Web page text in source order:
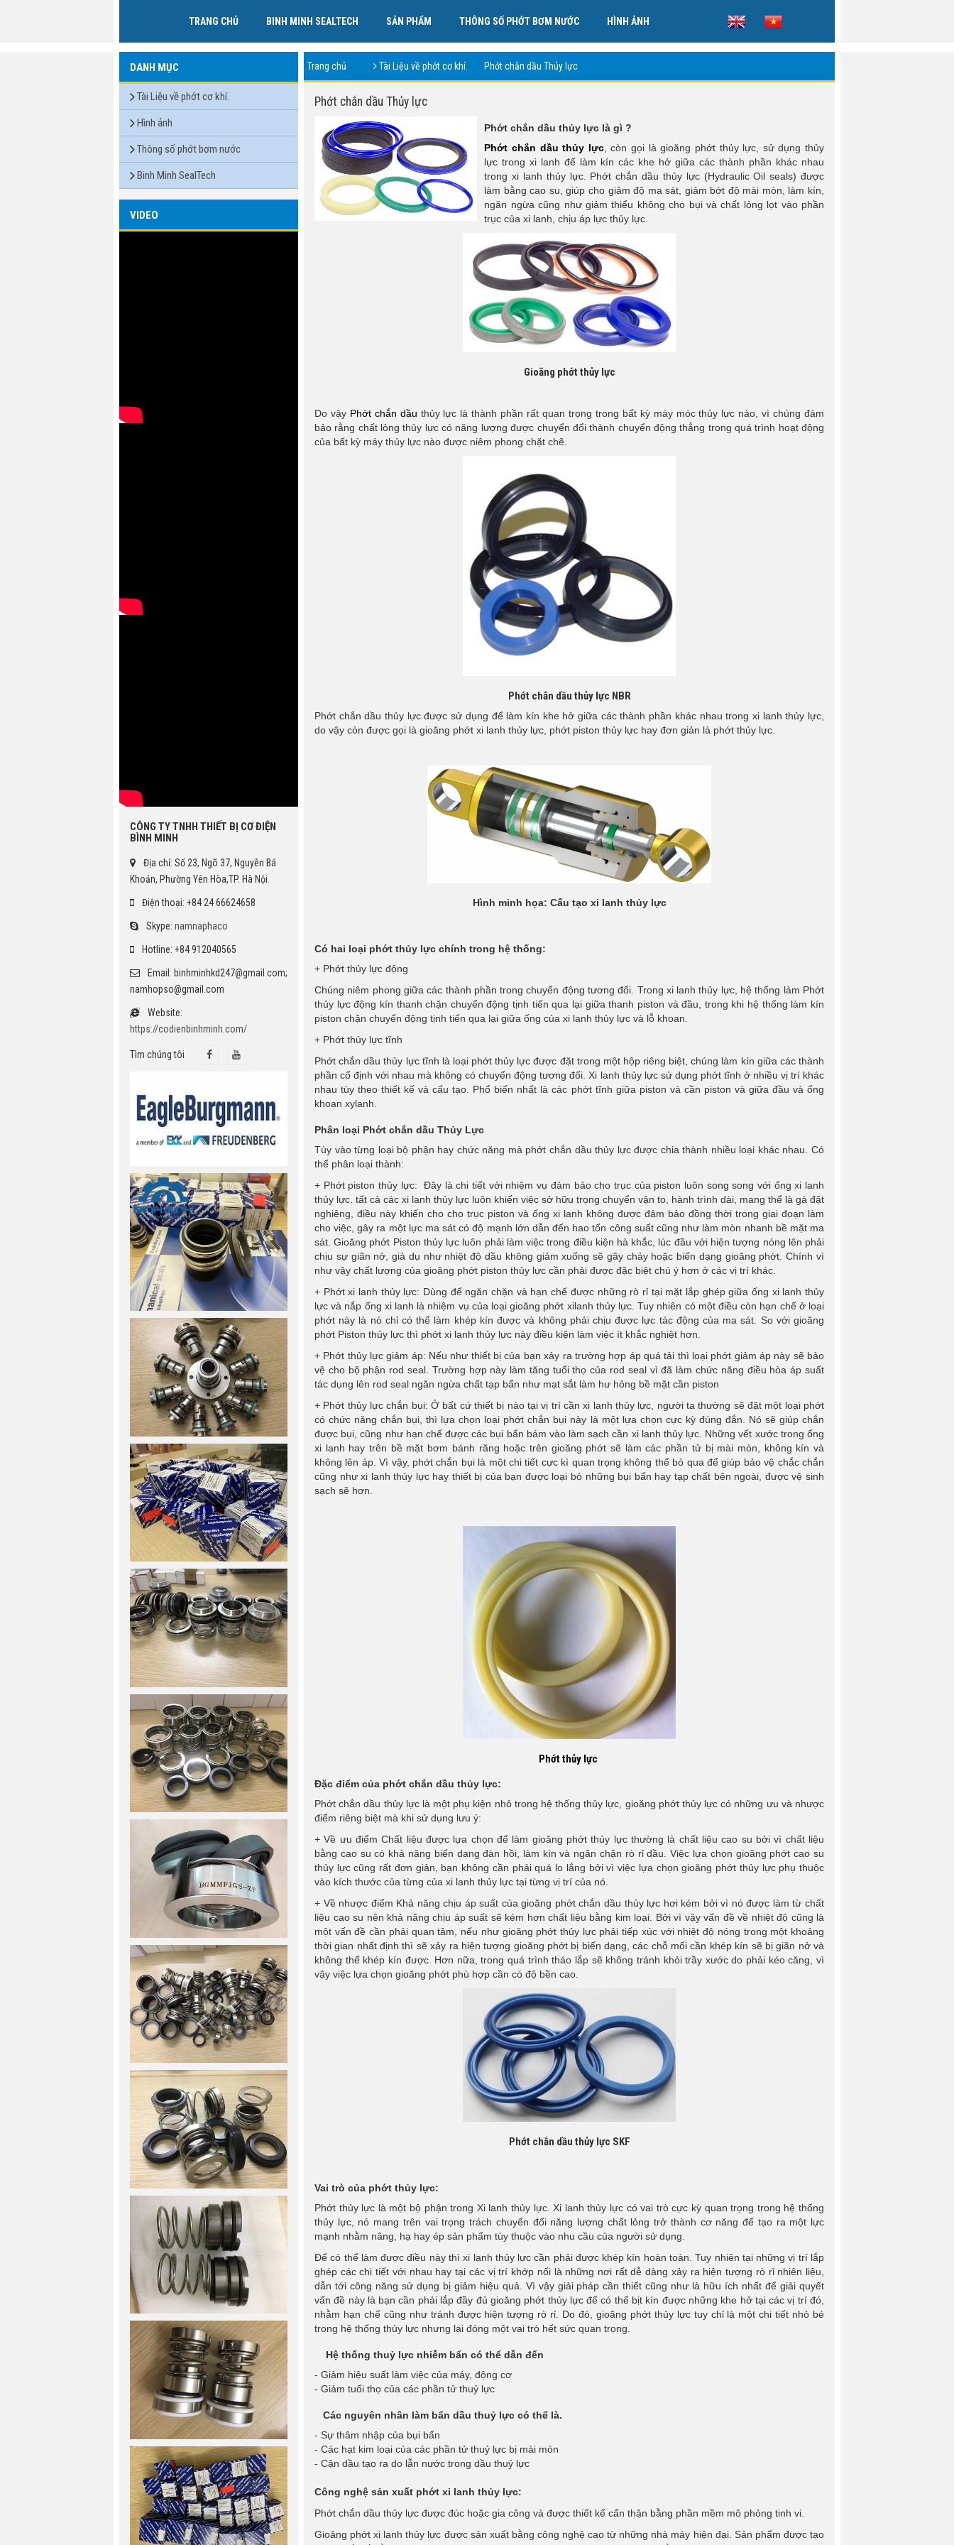
TRANG CHỦ BINH MINH SEALTECH SẢN PHẨM THÔNG SỐ PHỚT BƠM NƯỚC HÌNH ẢNH
TÀI LIỆU VỀ PHỚT CƠ KHÍ. LIÊN HỆ
Trang chủ Tài Liệu về phớt cơ khí. Phớt chắn dầu Thủy lực
Phớt chắn dầu Thủy lực
Phớt chắn dầu thủy lực là gì ?
Phớt chắn dầu thủy lực, còn gọi là gioăng phớt thủy lực, sử dụng thủy
lực trong xi lanh để làm kín các khe hở giữa các thành phần khác nhau
trong xi lanh thủy lực. Phớt chắn dầu thủy lực (Hydraulic Oil seals) được
làm bằng cao su, giúp cho giảm độ ma sát, giảm bớt độ mài mòn, làm kín,
ngăn ngừa cũng như giảm thiểu không cho bụi và chất lỏng lọt vào phần
trục của xi lanh, chịu áp lực thủy lực.
Gioăng phớt thủy lực
Do vậy Phớt chắn dầu thủy lực là thành phần rất quan trọng trong bất kỳ máy móc thủy lực nào, vì chúng đảm
bảo rằng chất lỏng thủy lực có năng lượng được chuyển đổi thành chuyển động thẳng trong quá trình hoạt động
của bất kỳ máy thủy lực nào được niêm phong chặt chẽ.
Phớt chắn dầu thủy lực NBR
Phớt chắn dầu thủy lực được sử dụng để làm kín khe hở giữa các thành phần khác nhau trong xi lanh thủy lực,
do vậy còn được gọi là gioăng phớt xi lanh thủy lực, phớt piston thủy lực hay đơn giản là phớt thủy lực.
Hình minh họa: Cấu tạo xi lanh thủy lực
Có hai loại phớt thủy lực chính trong hệ thống:
+ Phớt thủy lực động
Chúng niêm phong giữa các thành phần trong chuyển động tương đối. Trong xi lanh thủy lực, hệ thống làm Phớt
thủy lực động kín thanh chặn chuyển động tịnh tiến qua lại giữa thanh piston và đầu, trong khi hệ thống làm kín
piston chặn chuyển động tịnh tiến qua lại giữa ống của xi lanh thủy lực và lỗ khoan.
+ Phớt thủy lực tĩnh
Phớt chắn dầu thủy lực tĩnh là loại phớt thủy lực được đặt trong một hộp riêng biệt, chúng làm kín giữa các thành
phần cố định với nhau mà không có chuyển động tương đối. Xi lanh thủy lực sử dụng phớt tĩnh ở nhiều vị trí khác
nhau tùy theo thiết kế và cấu tạo. Phổ biến nhất là các phớt tĩnh giữa piston và cần piston và giữa đầu và ống
khoan xylanh.
Phân loại Phớt chắn dầu Thủy Lực
Tùy vào từng loại bộ phận hay chức năng mà phớt chắn dầu thủy lực được chia thành nhiều loại khác nhau. Có
thể phân loại thành:
+ Phớt piston thủy lực: Đây là chi tiết với nhiệm vụ đảm bảo cho trục của piston luôn song song với ống xi lanh
thủy lực. tất cả các xi lanh thủy lực luôn khiến việc sở hữu trọng chuyển vận to, hành trình dài, mang thể là gá đặt
nghiêng, điều này khiến cho cho trục piston và ống xi lanh không được đảm bảo đồng thời trong giai đoạn làm
cho việc, gây ra một lực ma sát có độ mạnh lớn dẫn đến hao tổn công suất cũng như làm mòn nhanh bề mặt ma
sát. Gioăng phớt Piston thủy lực luôn phải làm việc trong điều kiện hà khắc, lúc đầu với hiện tượng nóng lên phải
chịu sự giãn nở, giả dụ như nhiệt độ dầu không giảm xuống sẽ gây chảy hoặc biến dạng gioăng phớt. Chính vì
như vậy chất lượng của gioăng phớt piston thủy lực cần phải được đặc biệt chú ý hơn ở các vị trí khác.
+ Phớt xi lanh thủy lực: Dùng để ngăn chặn và hạn chế được những rò rỉ tại mặt lắp ghép giữa ống xi lanh thủy
lực và nắp ống xi lanh là nhiệm vụ của loại gioăng phớt xilanh thủy lực. Tuy nhiên có một điều còn hạn chế ở loại
phớt này là nó chỉ có thể làm khép kín được và không phải chịu được lực tác động của ma sát. So với gioăng
phớt Piston thủy lực thì phớt xi lanh thủy lực này điều kiện làm việc ít khắc nghiệt hơn.
+ Phớt thủy lực giảm áp: Nếu như thiết bị của bạn xảy ra trường hợp áp quá tải thì loại phớt giảm áp này sẽ bảo
vệ cho bộ phận rod seal. Trường hợp này làm tăng tuổi thọ của rod seal vì đã làm chức năng điều hòa áp suất
tác dụng lên rod seal ngăn ngừa chất tạp bẩn như mạt sắt làm hư hỏng bề mặt cần piston
+ Phớt thủy lực chắn bụi: Ở bất cứ thiết bị nào tại vị trí cần xi lanh thủy lực, người ta thường sẽ đặt một loại phớt
có chức năng chắn bụi, thì lựa chọn loại phớt chắn bụi này là một lựa chọn cực kỳ đúng đắn. Nó sẽ giúp chắn
được bụi, cũng như hạn chế được các bụi bẩn bám vào làm sạch cần xi lanh thủy lực. Những vết xước trong ống
xi lanh hay trên bề mặt bơm bánh răng hoặc trên gioăng phớt sẽ làm các phần tử bị mài mòn, không kín và
không lên áp. Vì vậy, phớt chắn bụi là một chi tiết cực kì quan trọng không thể bỏ qua để giúp bảo vệ chắc chắn
cũng như xi lanh thủy lực hay thiết bị của bạn được loại bỏ những bụi bẩn hay tạp chất bên ngoài, được vệ sinh
sạch sẽ hơn.
Phớt thủy lực
Đặc điểm của phớt chắn dầu thủy lực:
Phớt chắn dầu thủy lực là một phụ kiện nhỏ trong hệ thống thủy lực, gioăng phớt thủy lực có những ưu và nhược
điểm riêng biệt mà khi sử dụng lưu ý:
+ Về ưu điểm Chất liệu được lựa chọn để làm gioăng phớt thủy lực thường là chất liệu cao su bởi vì chất liệu
bằng cao su có khả năng biến dạng đàn hồi, làm kín và ngăn chặn rò rỉ dầu. Việc lựa chọn gioăng phớt cao su
thủy lực cũng rất đơn giản, bạn không cần phải quá lo lắng bởi vì việc lựa chọn gioăng phớt thủy lực phụ thuộc
vào kích thước của từng của xi lanh thủy lực tại từng vị trí của nó.
+ Về nhược điểm Khả năng chịu áp suất của gioăng phớt chắn dầu thủy lực hơi kém bởi vì nó được làm từ chất
liệu cao su nên khả năng chịu áp suất sẽ kém hơn chất liệu bằng kim loại. Bởi vì vậy vấn đề về nhiệt độ cũng là
một vấn đề cần phải quan tâm, nếu như gioăng phớt thủy lực phải tiếp xúc với nhiệt độ nóng trong một khoảng
thời gian nhất định thì sẽ xảy ra hiện tượng gioăng phớt bị biến dạng, các chỗ mối cần khép kín sẽ bị giãn nở và
không thể khép kín được. Hơn nữa, trong quá trình tháo lắp sẽ không tránh khỏi trầy xước do phải kéo căng, vì
vậy việc lựa chọn gioăng phớt phù hợp cần có độ bền cao.
Phớt chắn dầu thủy lực SKF
Vai trò của phớt thủy lực:
Phớt thủy lực là một bộ phận trong Xi lanh thủy lực. Xi lanh thủy lực có vai trò cực kỳ quan trọng trong hệ thống
thủy lực, nó mang trên vai trọng trách chuyển đổi năng lượng chất lỏng trở thành cơ năng để tạo ra một lực
mạnh nhằm nâng, hạ hay ép sản phẩm tùy thuộc vào nhu cầu của người sử dụng.
Để có thể làm được điều này thì xi lanh thủy lực cần phải được khép kín hoàn toàn. Tuy nhiên tại những vị trí lắp
ghép các chi tiết với nhau hay tại các vị trí khớp nối là những nơi rất dễ dàng xảy ra hiện tượng rò rỉ nhiên liệu,
dẫn tới công năng sử dụng bị giảm hiệu quả. Vì vậy giải pháp cần thiết cũng như là hữu ích nhất để giải quyết
vấn đề này là bạn cần phải lắp đầy đủ gioăng phớt thủy lực để có thể bịt kín được những khe hở tại các vị trí đó,
nhằm hạn chế cũng như tránh được hiện tượng rò rỉ. Do đó, gioăng phớt thủy lực tuy chỉ là một chi tiết nhỏ bé
trong hệ thống thủy lực nhưng lại đóng một vai trò hết sức quan trọng.
Hệ thống thuỷ lực nhiễm bẩn có thể dẫn đến
- Giảm hiệu suất làm việc của máy, động cơ
- Giảm tuổi thọ của các phần tử thuỷ lực
Các nguyên nhân làm bẩn dầu thuỷ lực có thể là.
- Sự thâm nhập của bụi bẩn
- Các hạt kim loại của các phần tử thuỷ lực bị mài mòn
- Cặn dầu tạo ra do lẫn nước trong dầu thuỷ lực
Công nghệ sản xuất phớt xi lanh thủy lực:
Phớt chắn dầu thủy lực được đúc hoặc gia công và được thiết kế cẩn thận bằng phần mềm mô phỏng tinh vi.
Gioăng phớt xi lanh thủy lực được sản xuất bằng công nghệ cao từ những nhà máy hiện đại. Sản phẩm được tạo
DANH MỤC
Tài Liệu về phớt cơ khí.
Hình ảnh
Thông số phớt bơm nước
Binh Minh SealTech
VIDEO
CÔNG TY TNHH THIẾT BỊ CƠ ĐIỆN
BÌNH MINH
Địa chỉ: Số 23, Ngõ 37, Nguyễn Bá
Khoản, Phường Yên Hòa,TP. Hà Nội.
Điện thoại: +84 24 66624658
Skype: namnaphaco
Hotline: +84 912040565
Email: binhminhkd247@gmail.com;
namhopso@gmail.com
Website:
https://codienbinhminh.com/
Tìm chúng tôi